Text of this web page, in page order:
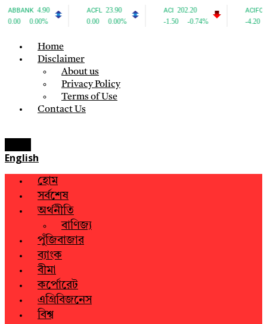
Home
Disclaimer
About us
Privacy Policy
Terms of Use
Contact Us
English
হোম
সর্বশেষ
অর্থনীতি
বাণিজ্য
পুঁজিবাজার
ব্যাংক
বীমা
কর্পোরেট
এগ্রিবিজনেস
বিশ্ব